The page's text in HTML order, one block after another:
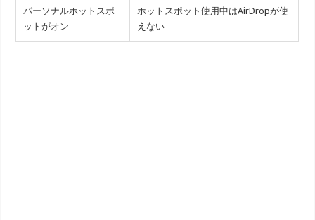
パーソナルホットスポ
ットがオン
ホットスポット使用中はAirDropが使
えない